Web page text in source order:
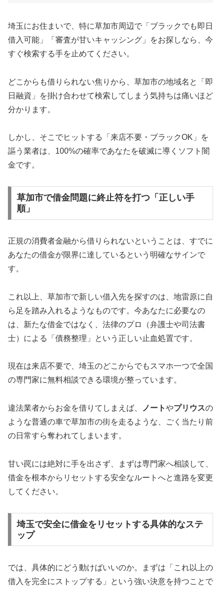
埼玉にお住まいで、特に草加市周辺で「ブラックでも即日
借入可能」「審査が甘いキャッシング」をお探しなら、今
すぐ検索する手を止めてください。
どこからも借りられない焦りから、草加市の地域名と「即
日融資」を掛け合わせて検索してしまう気持ちは痛いほど
分かります。
しかし、そこでヒットする「来店不要・ブラックOK」を
謳う業者は、100%の確率であなたを破滅に導くソフト闇
金です。
草加市で借金問題に終止符を打つ「正しい手
順」
正規の消費者金融から借りられないということは、すでに
あなたの借金が限界に達しているという明確なサインで
す。
これ以上、草加市で新しい借入先を探すのは、地雷原に自
ら足を踏み入れるようなものです。今あなたに必要なの
は、新たな借金ではなく、法律のプロ（弁護士や司法書
士）による「債務整理」という正しい止血処置です。
現在は来店不要で、埼玉のどこからでもスマホ一つで全国
の専門家に無料相談できる環境が整っています。
違法業者からお金を借りてしまえば、 ノートやプリウスの
ような普通の車で草加市の街を走るような、ごく当たり前
の日常すら奪われてしまいます。
甘い罠には絶対に手を出さず、まずは専門家へ相談して、
借金を根本からリセットする安全なルートへと進路を変更
してください。
埼玉で安全に借金をリセットする具体的なステ
ップ
では、具体的にどう動けばいいのか。まずは「これ以上の
借入を完全にストップする」という強い決意を持つことで